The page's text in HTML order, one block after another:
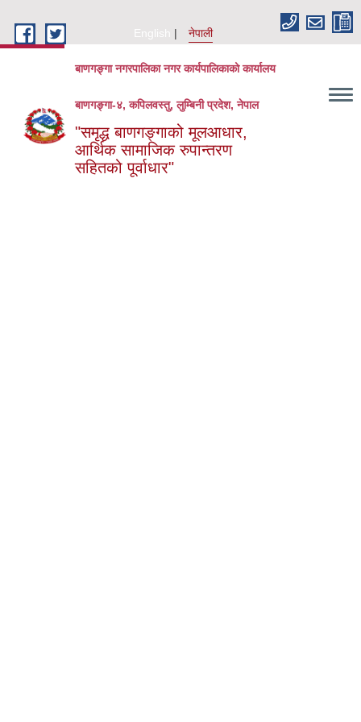
English
नेपाली
बाणगङ्गा नगरपालिका नगर कार्यपालिकाको कार्यालय
बाणगङ्गा-४, कपिलवस्तु, लुम्बिनी प्रदेश, नेपाल
"समृद्ध बाणगङ्गाको मूलआधार,
आर्थिक सामाजिक रुपान्तरण
सहितको पूर्वाधार"